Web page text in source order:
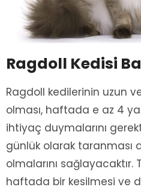
Ragdoll Kedisi
Ragdoll kedilerinin uzun
olması, haftada e az 4
ihtiyaç duymalarını
günlük olarak taranması
olmalarını sağlayacaktır.
haftada bir kesilmesi ve